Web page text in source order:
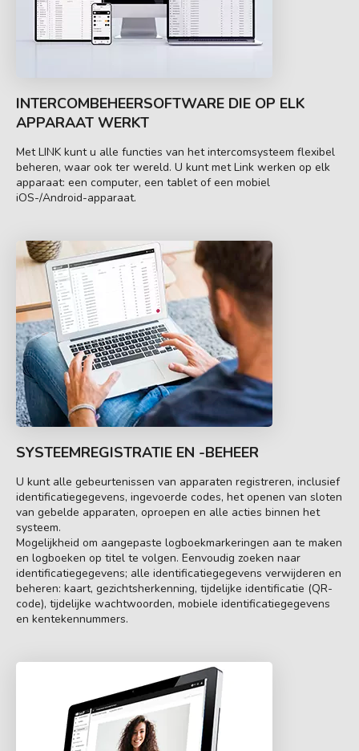
INTERCOMBEHEERSOFTWARE DIE OP ELK
APPARAAT WERKT
Met LINK kunt u alle functies van het intercomsysteem flexibel
beheren, waar ook ter wereld. U kunt met Link werken op elk
apparaat: een computer, een tablet of een mobiel
iOS-/Android-apparaat.
SYSTEEMREGISTRATIE EN -BEHEER
U kunt alle gebeurtenissen van apparaten registreren, inclusief
identificatiegegevens, ingevoerde codes, het openen van sloten
van gebelde apparaten, oproepen en alle acties binnen het
systeem.
Mogelijkheid om aangepaste logboekmarkeringen aan te maken
en logboeken op titel te volgen. Eenvoudig zoeken naar
identificatiegegevens; alle identificatiegegevens verwijderen en
beheren: kaart, gezichtsherkenning, tijdelijke identificatie (QR-
code), tijdelijke wachtwoorden, mobiele identificatiegegevens
en kentekennummers.